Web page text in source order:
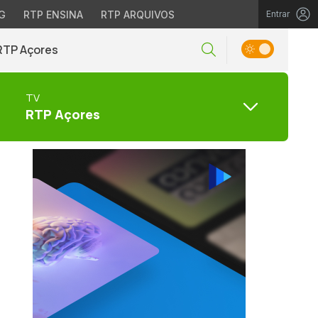
RTP ENSINA RTP ARQUIVOS Entrar
Açores
TV
RTP Açores